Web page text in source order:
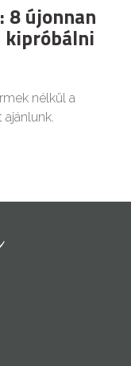
8 újonnan
nélkül a